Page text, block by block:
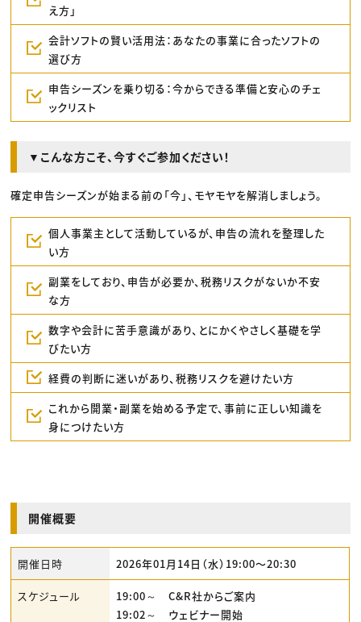
え方」
会計ソフトの賢い活用法：あなたの事業に合ったソフトの
選び方
申告シーズンを乗り切る：今からできる準備と安心のチェ
ックリスト
▼こんな方こそ、今すぐご参加ください！
確定申告シーズンが始まる前の「今」、モヤモヤを解消しましょう。
個人事業主として活動しているが、申告の流れを整理した
い方
副業をしており、申告が必要か、税務リスクがないか不安
な方
数字や会計に苦手意識があり、とにかくやさしく基礎を学
びたい方
経費の判断に迷いがあり、税務リスクを避けたい方
これから開業・副業を始める予定で、事前に正しい知識を
身につけたい方
開催概要
開催日時 2026年01月14日（水）19:00〜20:30
スケジュール
19:00～ C&R社からご案内
19:02～ ウェビナー開始